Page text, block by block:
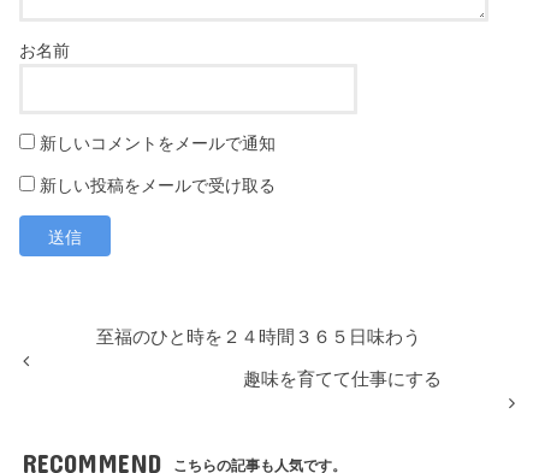
新しいコメントをメールで通知
新しい投稿をメールで受け取る
至福のひと時を２４時間３６５日味わう
趣味を育てて仕事にする
RECOMMEND こちらの記事も人気です。